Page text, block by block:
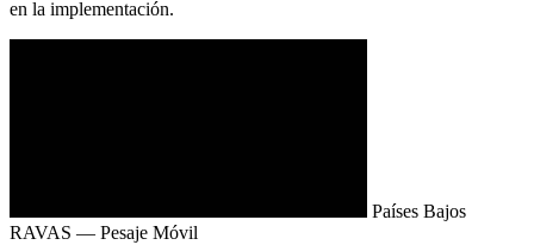
en la implementación.
Países Bajos
RAVAS — Pesaje Móvil